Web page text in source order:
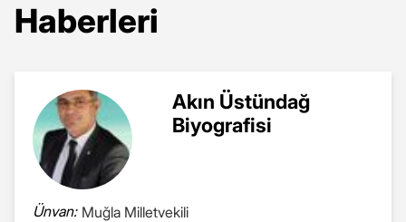
Haberleri
Akın Üstündağ
Biyografisi
Ünvan: Muğla Milletvekili